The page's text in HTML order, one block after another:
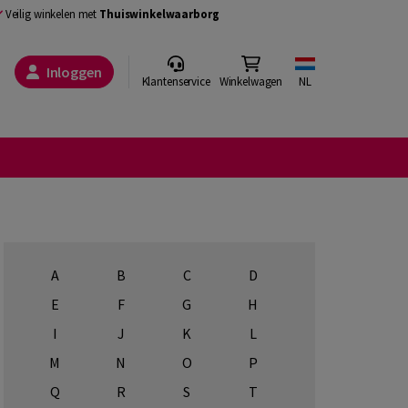
Veilig winkelen met Thuiswinkelwaarborg
Inloggen Klantenservice Winkelwagen NL
A B C
D
E
F G
H
I
J K
L
M
N O
P
Q
R S
T